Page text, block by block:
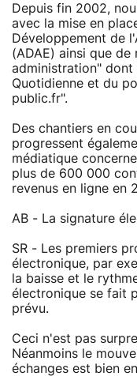
Depuis fin 2002,
avec la mise en
Développement de
(ADAE) ainsi que
administration" dont
Quotidienne et du
public.fr".
Des chantiers en
progressent
médiatique
plus de 600 000
revenus en ligne en
AB - La signature
SR - Les premiers
électronique, par
la baisse et le
électronique se fait
prévu.
Ceci n'est pas
Néanmoins le
échanges est bien